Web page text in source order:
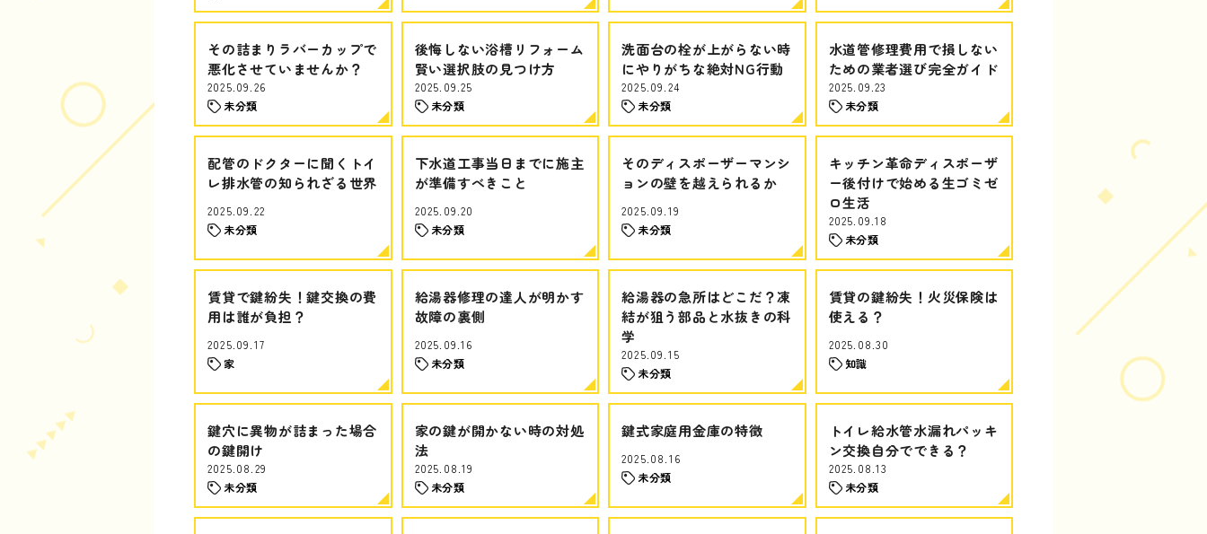
その詰まりラバーカップで
悪化させていませんか？
2025.09.26
未分類
後悔しない浴槽リフォーム
賢い選択肢の見つけ方
2025.09.25
未分類
洗面台の栓が上がらない時
にやりがちな絶対NG行動
2025.09.24
未分類
水道管修理費用で損しない
ための業者選び完全ガイド
2025.09.23
未分類
配管のドクターに聞くトイ
レ排水管の知られざる世界
2025.09.22
未分類
下水道工事当日までに施主
が準備すべきこと
2025.09.20
未分類
そのディスポーザーマンシ
ョンの壁を越えられるか
2025.09.19
未分類
キッチン革命ディスポーザ
ー後付けで始める生ゴミゼ
ロ生活
2025.09.18
未分類
賃貸で鍵紛失！鍵交換の費
用は誰が負担？
2025.09.17
家
給湯器修理の達人が明かす
故障の裏側
2025.09.16
未分類
給湯器の急所はどこだ？凍
結が狙う部品と水抜きの科
学
2025.09.15
未分類
賃貸の鍵紛失！火災保険は
使える？
2025.08.30
知識
鍵穴に異物が詰まった場合
の鍵開け
2025.08.29
未分類
家の鍵が開かない時の対処
法
2025.08.19
未分類
鍵式家庭用金庫の特徴
2025.08.16
未分類
トイレ給水管水漏れパッキ
ン交換自分でできる？
2025.08.13
未分類